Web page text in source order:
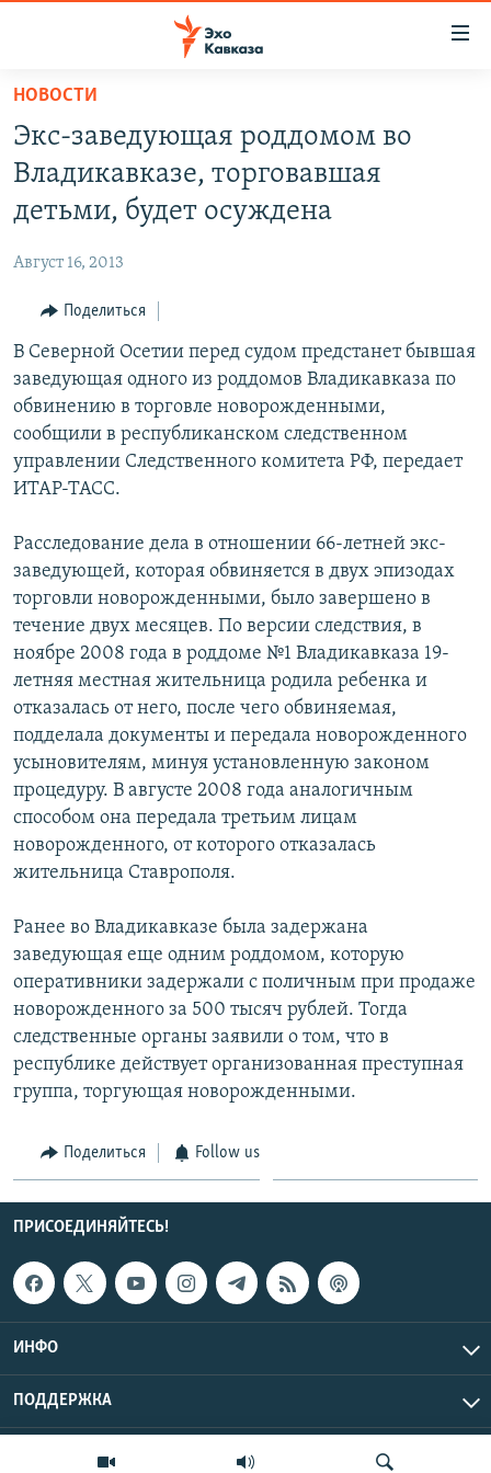
Вернуться
основному
содержанию
главной
навигации
Вернутся
поиску
ВЕСЬ КАВКАЗ
СЕВЕРНЫЙ КАВКАЗ
АРМЕНИЯ
АЗЕРБАЙДЖАН
ТЕМЫ
ПОЛИТИКА
ЭКОНОМИКА
ОБЩЕСТВО
КУЛЬТУРА
МИР
РУБРИКИ
НЕКРУГЛЫЙ СТОЛ
ГОСТЬ НЕДЕЛИ
ПОЗИЦИЯ
ГОЛОСА
ЧИТАЕМ ПРЕССУ
МУЛЬТИМЕДИА
ВИДЕО
ФОТО
АУДИО
ПОДКАСТЫ
ПРИСОЕДИНЯЙТЕСЬ!
Все сайты РСЕ/РС
НОВОСТИ
Экс-заведующая роддомом во
Владикавказе, торговавшая
детьми, будет осуждена
Август 16, 2013
Поделиться
В Северной Осетии перед судом предстанет бывшая
заведующая одного из роддомов Владикавказа по
обвинению в торговле новорожденными,
сообщили в республиканском следственном
управлении Следственного комитета РФ, передает
ИТАР-ТАСС.
Расследование дела в отношении 66-летней экс-
заведующей, которая обвиняется в двух эпизодах
торговли новорожденными, было завершено в
течение двух месяцев. По версии следствия, в
ноябре 2008 года в роддоме №1 Владикавказа 19-
летняя местная жительница родила ребенка и
отказалась от него, после чего обвиняемая,
подделала документы и передала новорожденного
усыновителям, минуя установленную законом
процедуру. В августе 2008 года аналогичным
способом она передала третьим лицам
новорожденного, от которого отказалась
жительница Ставрополя.
Ранее во Владикавказе была задержана
заведующая еще одним роддомом, которую
оперативники задержали с поличным при продаже
новорожденного за 500 тысяч рублей. Тогда
следственные органы заявили о том, что в
республике действует организованная преступная
группа, торгующая новорожденными.
Поделиться Follow us
ПРИСОЕДИНЯЙТЕСЬ!
ИНФО
ПОДДЕРЖКА
Эхо Кавказа © 2026 RFE/RL, Inc. | Все права защищены.